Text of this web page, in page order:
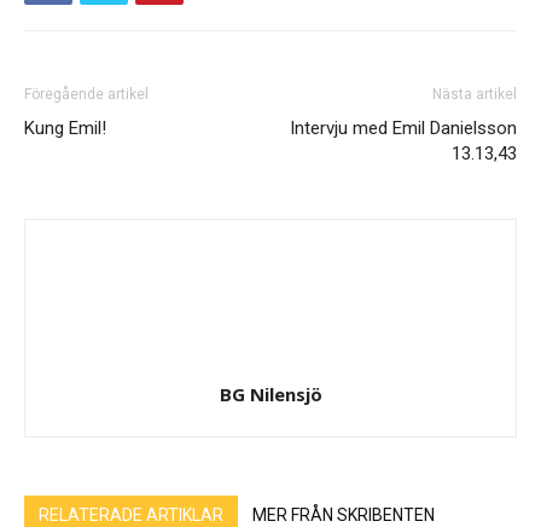
Föregående artikel
Kung Emil!
Nästa artikel
Intervju med Emil Danielsson
13.13,43
BG Nilensjö
RELATERADE ARTIKLAR MER FRÅN SKRIBENTEN